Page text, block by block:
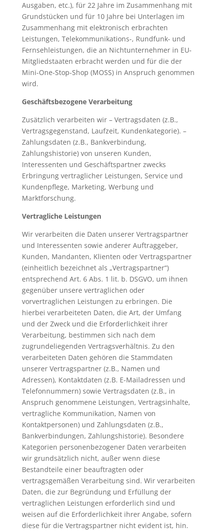
Ausgaben, etc.), für 22 Jahre im Zusammenhang mit
Grundstücken und für 10 Jahre bei Unterlagen im
Zusammenhang mit elektronisch erbrachten
Leistungen, Telekommunikations-, Rundfunk- und
Fernsehleistungen, die an Nichtunternehmer in EU-
Mitgliedstaaten erbracht werden und für die der
Mini-One-Stop-Shop (MOSS) in Anspruch genommen
wird.
Geschäftsbezogene Verarbeitung
Zusätzlich verarbeiten wir – Vertragsdaten (z.B.,
Vertragsgegenstand, Laufzeit, Kundenkategorie). –
Zahlungsdaten (z.B., Bankverbindung,
Zahlungshistorie) von unseren Kunden,
Interessenten und Geschäftspartner zwecks
Erbringung vertraglicher Leistungen, Service und
Kundenpflege, Marketing, Werbung und
Marktforschung.
Vertragliche Leistungen
Wir verarbeiten die Daten unserer Vertragspartner
und Interessenten sowie anderer Auftraggeber,
Kunden, Mandanten, Klienten oder Vertragspartner
(einheitlich bezeichnet als „Vertragspartner“)
entsprechend Art. 6 Abs. 1 lit. b. DSGVO, um ihnen
gegenüber unsere vertraglichen oder
vorvertraglichen Leistungen zu erbringen. Die
hierbei verarbeiteten Daten, die Art, der Umfang
und der Zweck und die Erforderlichkeit ihrer
Verarbeitung, bestimmen sich nach dem
zugrundeliegenden Vertragsverhältnis. Zu den
verarbeiteten Daten gehören die Stammdaten
unserer Vertragspartner (z.B., Namen und
Adressen), Kontaktdaten (z.B. E-Mailadressen und
Telefonnummern) sowie Vertragsdaten (z.B., in
Anspruch genommene Leistungen, Vertragsinhalte,
vertragliche Kommunikation, Namen von
Kontaktpersonen) und Zahlungsdaten (z.B.,
Bankverbindungen, Zahlungshistorie). Besondere
Kategorien personenbezogener Daten verarbeiten
wir grundsätzlich nicht, außer wenn diese
Bestandteile einer beauftragten oder
vertragsgemäßen Verarbeitung sind. Wir verarbeiten
Daten, die zur Begründung und Erfüllung der
vertraglichen Leistungen erforderlich sind und
weisen auf die Erforderlichkeit ihrer Angabe, sofern
diese für die Vertragspartner nicht evident ist, hin.